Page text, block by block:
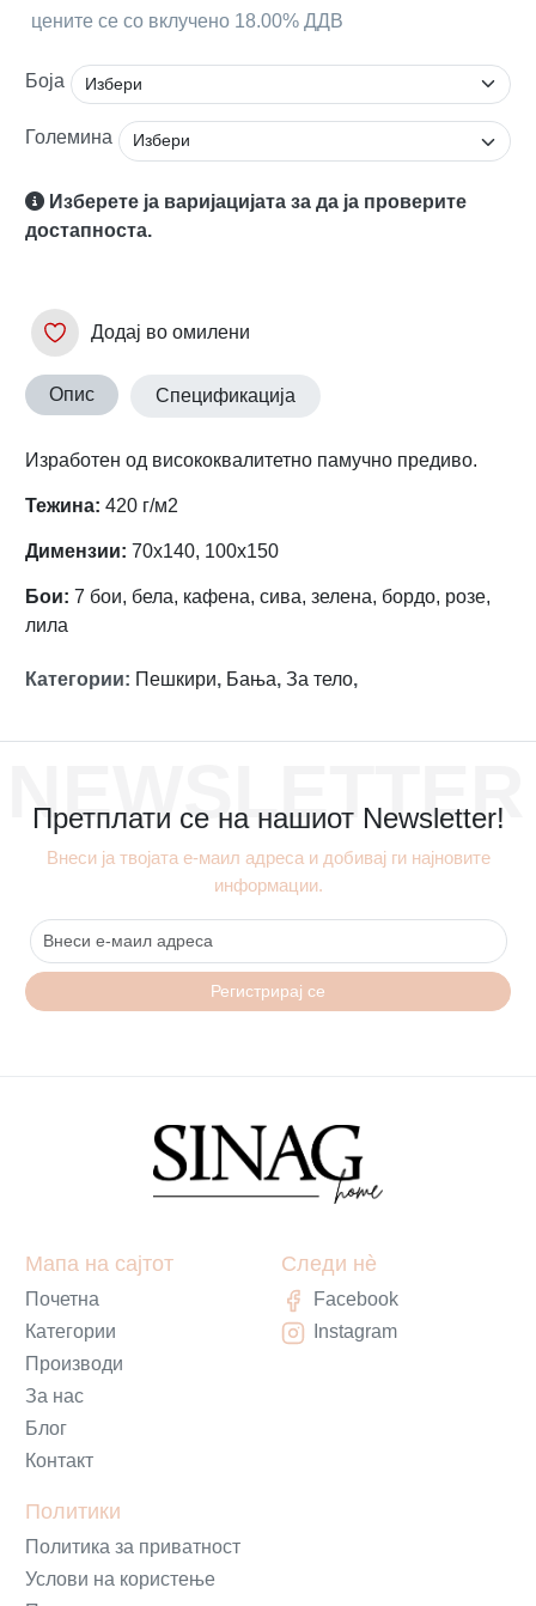
цените се со вклучено 18.00% ДДВ
Боја
Големина
Изберете ја варијацијата за да ја проверите
достапноста.
Додај во омилени
Опис Спецификација
Изработен од висококвалитетно памучно предиво.
Тежина: 420 г/м2
Димензии: 70х140, 100х150
Бои: 7 бои, бела, кафена, сива, зелена, бордо, розе,
лила
Категории: Пешкири, Бања, За тело,
NEWSLETTER
Претплати се на нашиот Newsletter!
Внеси ја твојата е-маил адреса и добивај ги најновите
информации.
Регистрирај се
Мапа на сајтот
Почетна
Категории
Производи
За нас
Блог
Контакт
Политики
Политика за приватност
Услови на користење
Следи нè
Facebook
Instagram